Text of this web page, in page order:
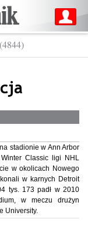
stadionie w Ann Arbor
Classic ligi NHL
w okolicach Nowego
w karnych Detroit
tys. 173 padł w 2010
w meczu drużyn
University.